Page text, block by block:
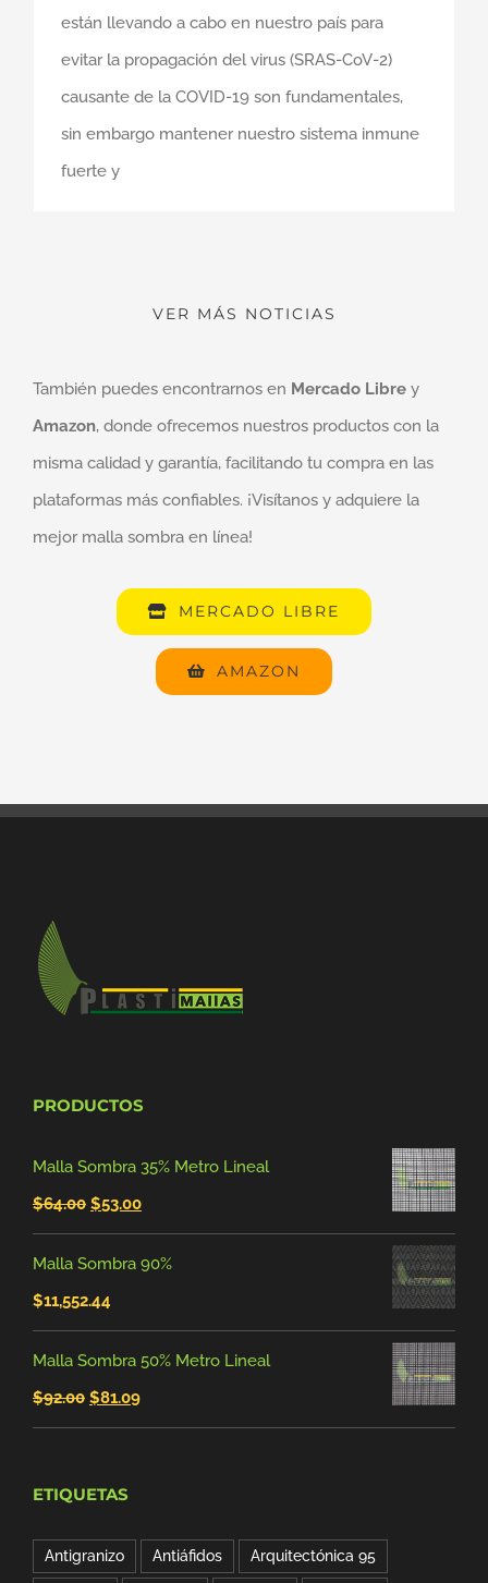
están llevando a cabo en nuestro país para
evitar la propagación del virus (SRAS-CoV-2)
causante de la COVID-19 son fundamentales,
sin embargo mantener nuestro sistema inmune
fuerte y
VER MÁS NOTICIAS
También puedes encontrarnos en Mercado Libre y
Amazon, donde ofrecemos nuestros productos con la
misma calidad y garantía, facilitando tu compra en las
plataformas más confiables. ¡Visítanos y adquiere la
mejor malla sombra en línea!
MERCADO LIBRE
AMAZON
PRODUCTOS
Malla Sombra 35% Metro Lineal
$64.00 El
precio
original
era:
$64.00.
$53.00El
precio
actual
$53.00.
Malla Sombra 90%
$11,552.44
Malla Sombra 50% Metro Lineal
$92.00 El
precio
$92.00.
$81.09El
precio
$81.09.
ETIQUETAS
Antigranizo Antiáfidos Arquitectónica 95